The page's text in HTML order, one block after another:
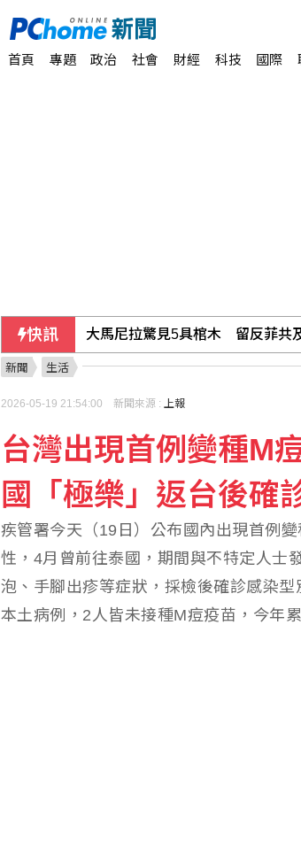
首頁 專題 政治 社會 財經 科技 國際
快訊
大馬尼拉驚見5具棺木 留反菲共
國1彰化段凌晨3車追撞 警消破
泰國曼谷以北學校爆槍擊案 至少
新聞 生活
2026-05-19 21:54:00 新聞來源 : 上報
台灣出現首例變種M
國「極樂」返台後確
疾管署今天（19日）公布國內出現首例
性，4月曾前往泰國，期間與不特定人士
泡、手腳出疹等症狀，採檢後確診感染
本土病例，2人皆未接種M痘疫苗，今年